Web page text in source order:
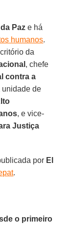
Paz e há
humanos.
da
, chefe
contra a
unidade de
, e vice-
Justiça
por El
.
o primeiro